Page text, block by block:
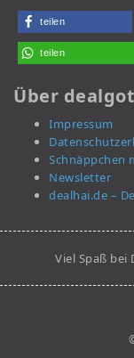
teilen
teilen
Über
Impressum
Schnäppchen
Newsletter
dealhai.de –
Viel Spaß bei